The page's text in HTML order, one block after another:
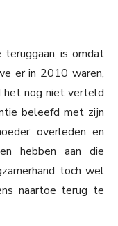
is omdat
er in 2010 waren,
het nog niet verteld
beleefd met zijn
overleden en
hebben aan die
toch wel
naartoe terug te